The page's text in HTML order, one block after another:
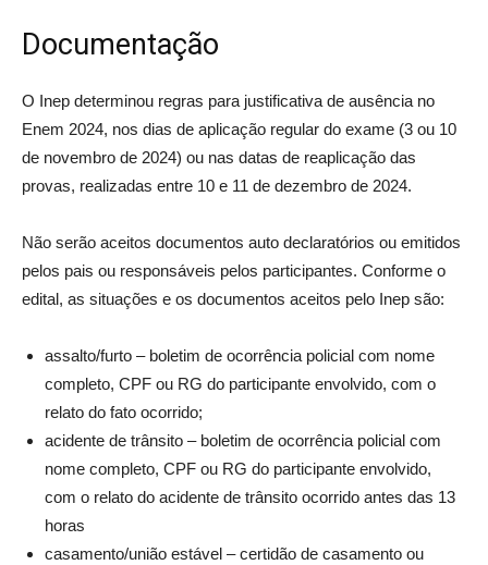
Documentação
O Inep determinou regras para justificativa de ausência no
Enem 2024, nos dias de aplicação regular do exame (3 ou 10
de novembro de 2024) ou nas datas de reaplicação das
provas, realizadas entre 10 e 11 de dezembro de 2024.
Não serão aceitos documentos auto declaratórios ou emitidos
pelos pais ou responsáveis pelos participantes. Conforme o
edital, as situações e os documentos aceitos pelo Inep são:
assalto/furto – boletim de ocorrência policial com nome
completo, CPF ou RG do participante envolvido, com o
relato do fato ocorrido;
acidente de trânsito – boletim de ocorrência policial com
nome completo, CPF ou RG do participante envolvido,
com o relato do acidente de trânsito ocorrido antes das 13
horas
casamento/união estável – certidão de casamento ou